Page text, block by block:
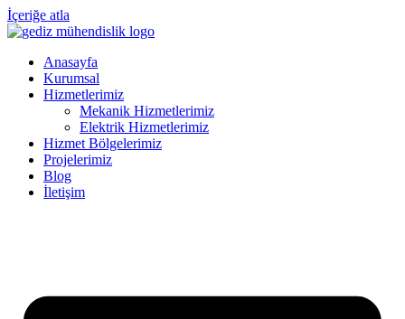
İçeriğe atla
Anasayfa
Kurumsal
Hizmetlerimiz
Mekanik Hizmetlerimiz
Elektrik Hizmetlerimiz
Hizmet Bölgelerimiz
Projelerimiz
Blog
İletişim